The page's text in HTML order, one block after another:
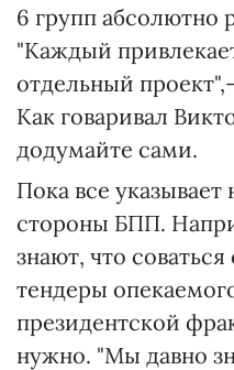
6 групп абсолютно
"Каждый
отдельный
Как говаривал
додумайте сами.
Пока все указывает
стороны БПП.
знают, что
тендеры
президентской
нужно. "Мы давно